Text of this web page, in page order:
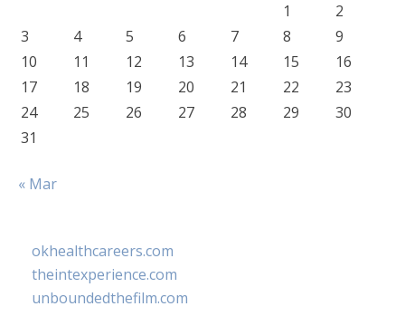
1
2
3
4 5 6 7 8
9
10
11 12 13 14 15
16
17
18 19 20 21 22
23
24
25 26 27 28 29
30
31
« Mar
okhealthcareers.com
theintexperience.com
unboundedthefilm.com